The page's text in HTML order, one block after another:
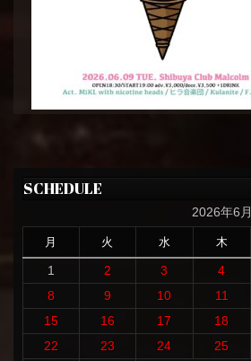
SCHEDULE
2026年6月
月 火 水 木
1 2 3 4
8
9 10 11
15
16 17 18
22
23 24 25